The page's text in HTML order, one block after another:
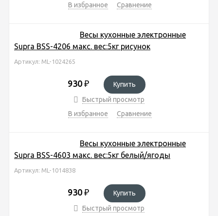
В избранное
Сравнение
Весы кухонные электронные
Supra BSS-4206 макс. вес:5кг рисунок
Артикул: ML-1024265
930 ₽
Купить
Быстрый просмотр
В избранное
Сравнение
Весы кухонные электронные
Supra BSS-4603 макс. вес:5кг белый/ягоды
Артикул: ML-1014838
930 ₽
Купить
Быстрый просмотр